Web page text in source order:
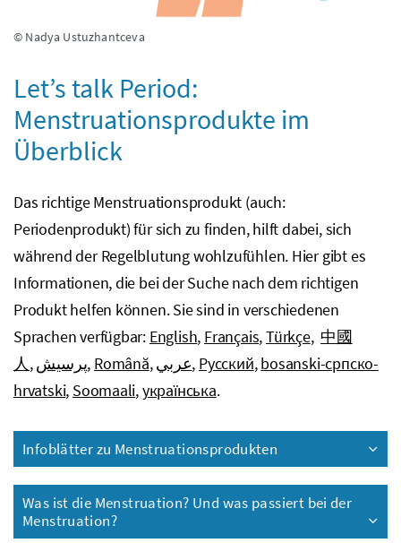
© Nadya Ustuzhantceva
Let’s talk Period:
Menstruationsprodukte im
Überblick
Das richtige Menstruationsprodukt (auch:
Periodenprodukt) für sich zu finden, hilft dabei, sich
während der Regelblutung wohlzufühlen. Hier gibt es
Informationen, die bei der Suche nach dem richtigen
Produkt helfen können. Sie sind in verschiedenen
Sprachen verfügbar: English, Français,Türkçe, 中國
人,پرسیش, Română,عربي, Русский,bosanski-српско-
hrvatski, Soomaali,українська.
Infoblätter zu Menstruationsprodukten
Was ist die Menstruation? Und was passiert bei der
Menstruation?